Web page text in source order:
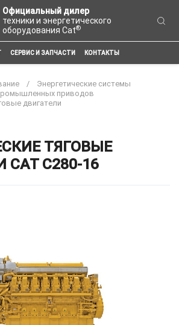
Официальный дилер
техники и энергетического
оборудования Cat®
СЕРВИС И ЗАПЧАСТИ КОНТАКТЫ
Энергетические системы
приводов
двигатели
ТЯГОВЫЕ
C280-16